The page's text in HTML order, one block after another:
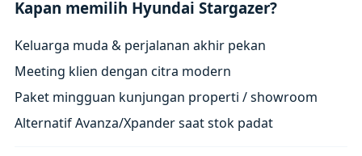
Kapan memilih Hyundai Stargazer?
Keluarga muda & perjalanan akhir pekan
Meeting klien dengan citra modern
Paket mingguan kunjungan properti / showroom
Alternatif Avanza/Xpander saat stok padat